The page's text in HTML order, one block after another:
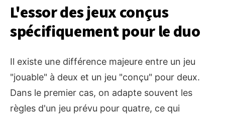
L'essor des jeux conçus
spécifiquement pour le duo
Il existe une différence majeure entre un jeu
"jouable" à deux et un jeu "conçu" pour deux.
Dans le premier cas, on adapte souvent les
règles d'un jeu prévu pour quatre, ce qui